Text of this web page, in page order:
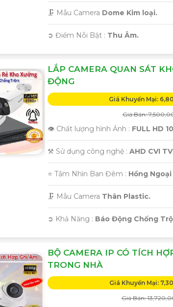
🗜️ Mẫu Camera Dome Kim loại.
️➲ Điểm Nỗi Bật : Thu Âm.
LẮP CAMERA QUAN SÁT
ĐỘNG
Giá Khuyến Mại:
Giá Bán:
👁 Chất lượng hình Ảnh : FULL HD
⚒ Sử dụng công nghệ : AHD CVI
⭐ Tầm Nhìn Ban Đêm : Hồng
🗜️ Mẫu Camera Thân Plastic.
️➲ Khả Năng : Báo Động Chống
BỘ CAMERA IP CÓ TÍCH
TRONG NHÀ
Giá Khuyến Mại:
Giá Bán: